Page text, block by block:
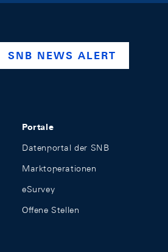
company/swiss-
www.youtube.com/
SNB NEWS ALERT
Portale
Datenportal der SNB
Marktoperationen
eSurvey
Offene Stellen